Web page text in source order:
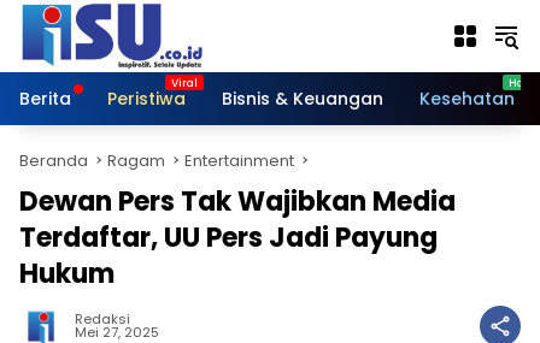
Langsung
konten
Berita
Peristiwa Bisnis & Keuangan Kesehatan
Beranda Ragam Entertainment
Dewan Pers Tak Wajibkan Media
Terdaftar, UU Pers Jadi Payung
Hukum
Redaksi
Mei 27, 2025